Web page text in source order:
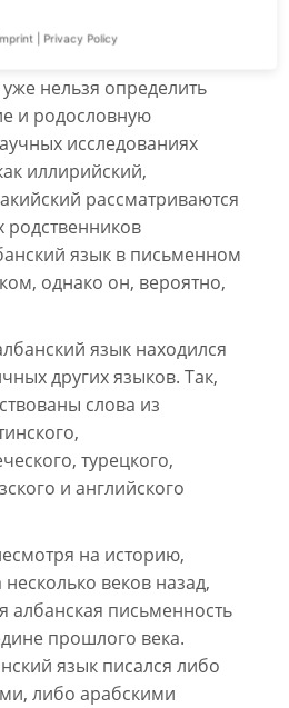
языка
нельзя определить
и родословную
исследованиях
иллирийский,
рассматриваются
родственников
язык в письменном
однако он, вероятно,
язык находился
других языков. Так,
слова из
турецкого,
и английского
на историю,
веков назад,
албанская письменность
прошлого века.
язык писался либо
либо арабскими
Privacy Policy